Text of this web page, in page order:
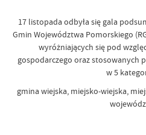
17 listopada odbyła się gala
Gmin Województwa Pomorskiego
wyróżniających się pod
gospodarczego oraz stosowanych
w 5
gmina wiejska, miejsko-wiejska,